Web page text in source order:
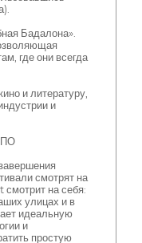
Бадалона».
где они всегда
и литературу,
и
смотрят на
на себя:
улицах и в
идеальную
и
простую